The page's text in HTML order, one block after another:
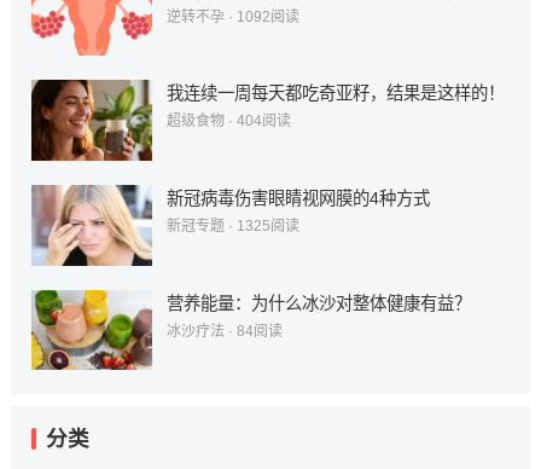
逆转不孕· 1092阅读
我连续一周每天都吃奇亚籽，结果是这样的！
超级食物· 404阅读
新冠病毒伤害眼睛视网膜的4种方式
新冠专题 · 1325阅读
营养能量：为什么冰沙对整体健康有益？
冰沙疗法 · 84阅读
分类